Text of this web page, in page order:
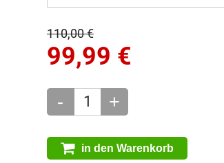
110,00 €
99,99 €
- +
in den Warenkorb